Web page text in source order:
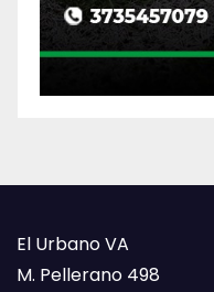
El Urbano VA
M. Pellerano 498